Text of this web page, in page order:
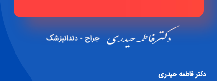
دكتر فاطمه حيدری